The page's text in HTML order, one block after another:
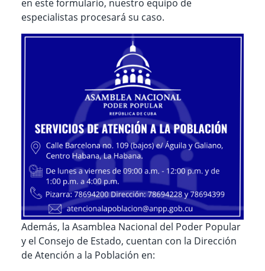
en este formulario, nuestro equipo de
especialistas procesará su caso.
Además, la Asamblea Nacional del Poder Popular
y el Consejo de Estado, cuentan con la Dirección
de Atención a la Población en: